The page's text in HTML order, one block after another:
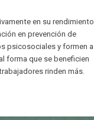
en su rendimiento
en prevención de
psicosociales y formen a
forma que se beneficien
rinden más.